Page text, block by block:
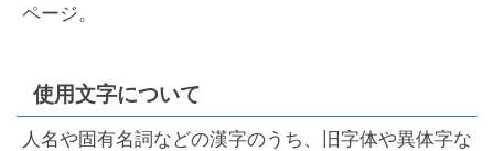
ページ。
使用文字について
人名や固有名詞などの漢字のうち、旧字体や異体字な